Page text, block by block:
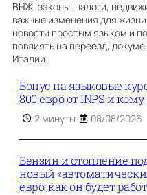
ВНЖ, законы, налоги,
важные изменения для
новости простым языком и
повлиять на переезд,
Италии.
Бонус на языковые
800 евро от INPS и
2 минуты 08/08/2026
Бензин и отопление
новый
евро: как он будет